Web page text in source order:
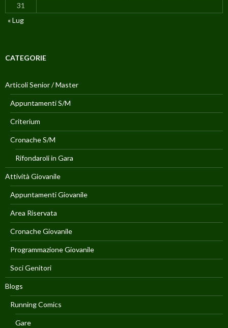
31
« Lug
CATEGORIE
Articoli Senior / Master
Appuntamenti S/M
Criterium
Cronache S/M
Rifondaroli in Gara
Attività Giovanile
Appuntamenti Giovanile
Area Riservata
Cronache Giovanile
Programmazione Giovanile
Soci Genitori
Blogs
Running Comics
Gare